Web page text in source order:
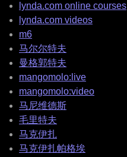
lynda.com online courses
lynda.com videos
m6
马尔尔特夫
曼格郭特夫
mangomolo:live
mangomolo:video
马尼维德斯
毛里特夫
马克伊扎
马克伊扎帕格埃